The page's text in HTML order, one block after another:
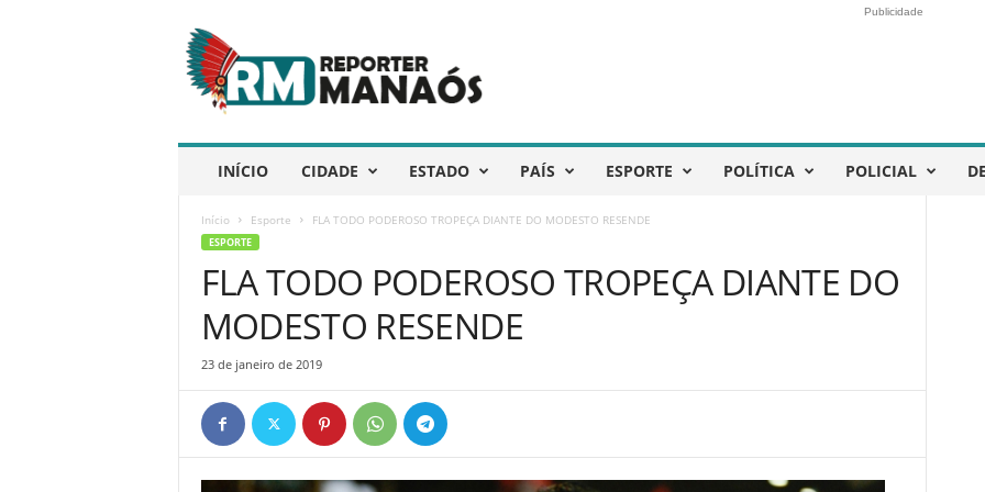
e
p
ó
Publicidade
INÍCIO CIDADE ESTADO PAÍS ESPORTE POLÍTICA POLICIAL
Início Esporte FLA TODO PODEROSO TROPEÇA DIANTE DO MODESTO RESENDE
ESPORTE
FLA TODO PODEROSO TROPEÇA DIANTE DO
MODESTO RESENDE
23 de janeiro de 2019